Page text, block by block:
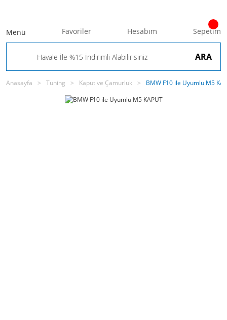
ARA
Menü Favoriler Hesabım Sepetim
Anasayfa Tuning Kaput ve Çamurluk BMW F10 ile Uyumlu M5